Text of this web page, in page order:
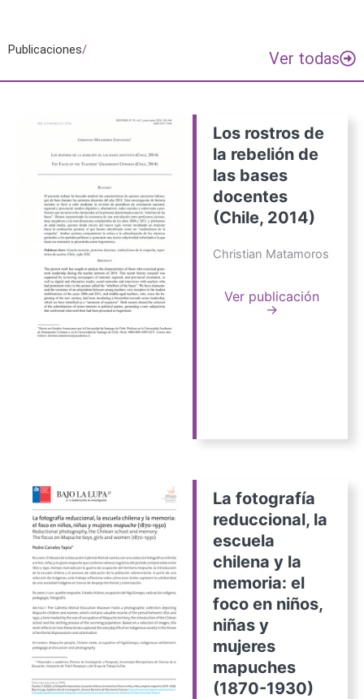
Publicaciones/ Ver todas
Los rostros de
la rebelión de
las bases
docentes
(Chile, 2014)
Christian Matamoros
Ver publicación
→
La fotografía
reduccional, la
escuela
chilena y la
memoria: el
foco en niños,
niñas y
mujeres
mapuches
(1870-1930)